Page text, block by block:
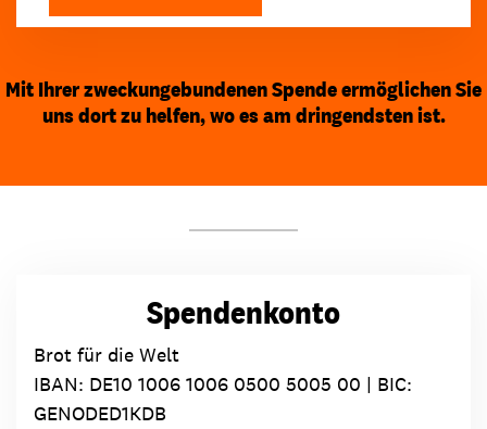
Mit Ihrer zweckungebundenen Spende ermöglichen Sie
uns dort zu helfen, wo es am dringendsten ist.
Spendenkonto
Brot für die Welt
IBAN: DE10 1006 1006 0500 5005 00 | BIC:
GENODED1KDB